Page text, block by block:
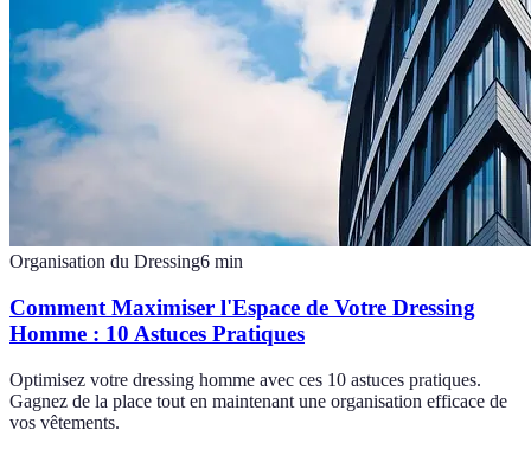
Organisation du Dressing6 min
Comment Maximiser l'Espace de Votre Dressing
Homme : 10 Astuces Pratiques
Optimisez votre dressing homme avec ces 10 astuces pratiques.
Gagnez de la place tout en maintenant une organisation efficace de
vos vêtements.